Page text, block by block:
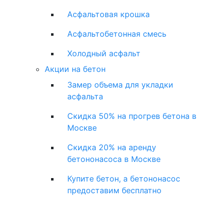
Асфальтовая крошка
Асфальтобетонная смесь
Холодный асфальт
Акции на бетон
Замер объема для укладки
асфальта
Скидка 50% на прогрев бетона в
Москве
Скидка 20% на аренду
бетононасоса в Москве
Купите бетон, а бетононасос
предоставим бесплатно